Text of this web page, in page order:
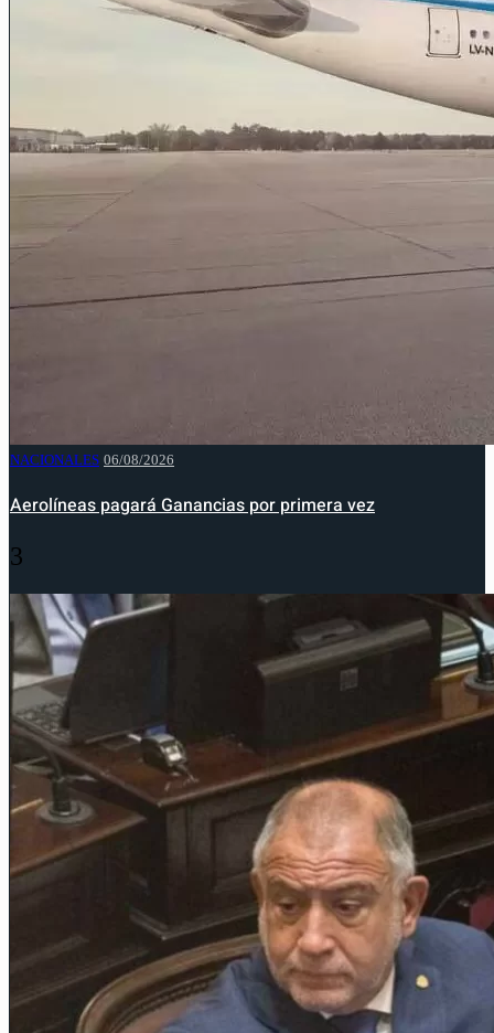
NACIONALES 06/08/2026
Aerolíneas pagará Ganancias por primera vez
3